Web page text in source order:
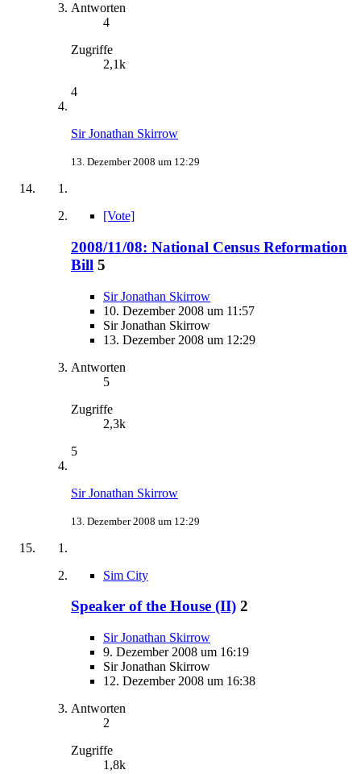
Antworten
4
Zugriffe
2,1k
4
Sir Jonathan Skirrow
13. Dezember 2008 um 12:29
[Vote]
2008/11/08: National Census Reformation
Bill 5
Sir Jonathan Skirrow
10. Dezember 2008 um 11:57
Sir Jonathan Skirrow
13. Dezember 2008 um 12:29
Antworten
5
Zugriffe
2,3k
5
Sir Jonathan Skirrow
13. Dezember 2008 um 12:29
Sim City
Speaker of the House (II) 2
Sir Jonathan Skirrow
9. Dezember 2008 um 16:19
Sir Jonathan Skirrow
12. Dezember 2008 um 16:38
Antworten
2
Zugriffe
1,8k